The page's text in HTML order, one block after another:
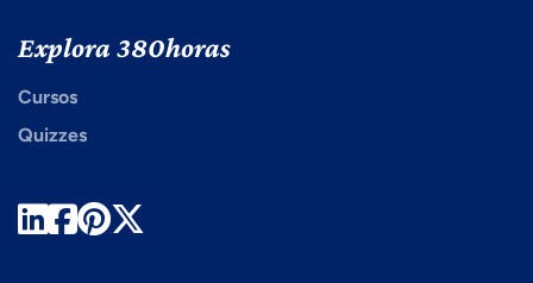
Explora 380horas
Cursos
Quizzes
LinkedIn
Facebook
Pinterest